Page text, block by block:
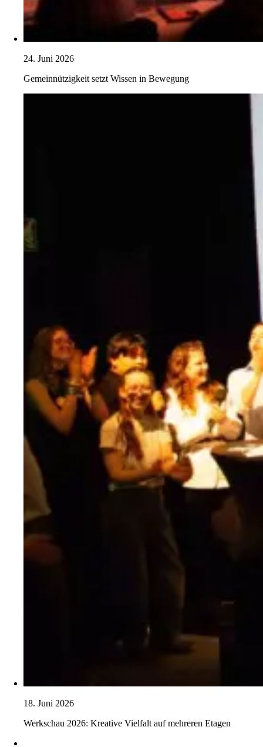
24. Juni 2026
Gemeinnützigkeit setzt Wissen in Bewegung
18. Juni 2026
Werkschau 2026: Kreative Vielfalt auf mehreren Etagen